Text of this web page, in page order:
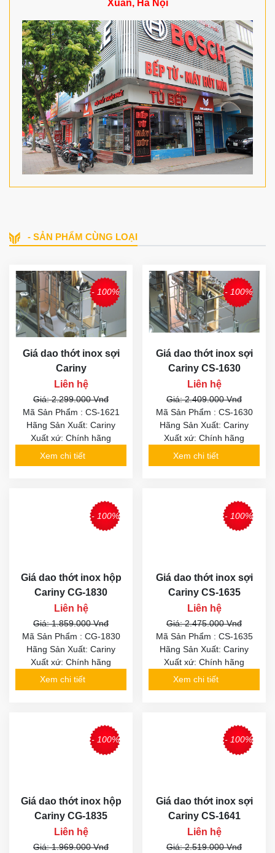
Xuân, Hà Nội
- SẢN PHẨM CÙNG LOẠI
- 100%
Giá dao thớt inox sợi
Cariny
Liên hệ
Giá: 2.299.000 Vnđ
Mã Sản Phẩm : CS-1621
Hãng Sản Xuất: Cariny
Xuất xứ: Chính hãng
Xem chi tiết
- 100%
Giá dao thớt inox sợi
Cariny CS-1630
Liên hệ
Giá: 2.409.000 Vnđ
Mã Sản Phẩm : CS-1630
Hãng Sản Xuất: Cariny
Xuất xứ: Chính hãng
Xem chi tiết
- 100%
Giá dao thớt inox hộp
Cariny CG-1830
Liên hệ
Giá: 1.859.000 Vnđ
Mã Sản Phẩm : CG-1830
Hãng Sản Xuất: Cariny
Xuất xứ: Chính hãng
Xem chi tiết
- 100%
Giá dao thớt inox sợi
Cariny CS-1635
Liên hệ
Giá: 2.475.000 Vnđ
Mã Sản Phẩm : CS-1635
Hãng Sản Xuất: Cariny
Xuất xứ: Chính hãng
Xem chi tiết
- 100%
Giá dao thớt inox hộp
Cariny CG-1835
Liên hệ
Giá: 1.969.000 Vnđ
- 100%
Giá dao thớt inox sợi
Cariny CS-1641
Liên hệ
Giá: 2.519.000 Vnđ